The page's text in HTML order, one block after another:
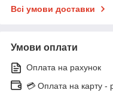
Всі умови доставки
Умови оплати
Оплата на рахунок
💳 Оплата на карту -